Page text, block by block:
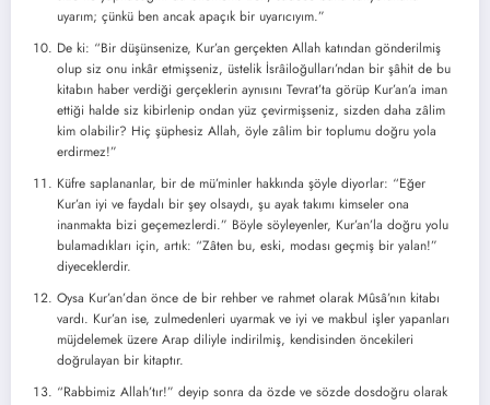
uyarım; çünkü ben ancak apaçık bir uyarıcıyım.”
De ki: “Bir düşünsenize, Kur’an gerçekten Allah katından gönderilmiş
olup siz onu inkâr etmişseniz, üstelik İsrâiloğulları’ndan bir şâhit de bu
kitabın haber verdiği gerçeklerin aynısını Tevrat’ta görüp Kur’an’a iman
ettiği halde siz kibirlenip ondan yüz çevirmişseniz, sizden daha zâlim
kim olabilir? Hiç şüphesiz Allah, öyle zâlim bir toplumu doğru yola
erdirmez!”
Küfre saplananlar, bir de mü’minler hakkında şöyle diyorlar: “Eğer
Kur’an iyi ve faydalı bir şey olsaydı, şu ayak takımı kimseler ona
inanmakta bizi geçemezlerdi.” Böyle söyleyenler, Kur’an’la doğru yolu
bulamadıkları için, artık: “Zâten bu, eski, modası geçmiş bir yalan!”
diyeceklerdir.
Oysa Kur’an’dan önce de bir rehber ve rahmet olarak Mûsâ’nın kitabı
vardı. Kur’an ise, zulmedenleri uyarmak ve iyi ve makbul işler yapanları
müjdelemek üzere Arap diliyle indirilmiş, kendisinden öncekileri
doğrulayan bir kitaptır.
“Rabbimiz Allah’tır!” deyip sonra da özde ve sözde dosdoğru olarak